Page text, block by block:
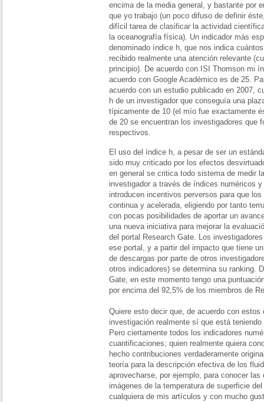
encima de la media general, y bastante por
que yo trabajo (un poco difuso de definir
difícil tarea de clasificar la actividad
la oceanografía física). Un indicador más
denominado índice h, que nos indica
recibido realmente una atención relevante
principio). De acuerdo con ISI Thomson mi
acuerdo con Google Académico es de 25.
acuerdo con un estudio publicado en 2007,
h de un investigador que conseguía una
típicamente de 10 (el mío fue exactamente
de 20 se encuentran los investigadores que
respectivos.
El uso del índice h, a pesar de ser un
sido muy criticado por los efectos
en general se critica todo sistema de medir
investigador a través de índices numéricos
introducen incentivos perversos para que
continua y acelerada, eligiendo por tanto
con pocas posibilidades de aportar un
una nueva iniciativa para mejorar la
del portal Research Gate. Los
ese portal, y a partir del impacto que tiene
de descargas por parte de otros
otros indicadores) se determina su ranking.
Gate, en este momento tengo una
por encima del 92,5% de los miembros de
Quiere esto decir que, de acuerdo con
investigación realmente sí que está
Pero ciertamente todos los indicadores
cuantificaciones; quien realmente quiera
hecho contribuciones verdaderamente
teoría para la descripción efectiva de los
aprovecharse, por ejemplo, para conocer
imágenes de la temperatura de superficie
cualquiera de mis artículos y con mucho